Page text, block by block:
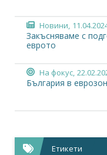
Новини,
Закъсняваме с
еврото
На фокус,
България в
Етикети